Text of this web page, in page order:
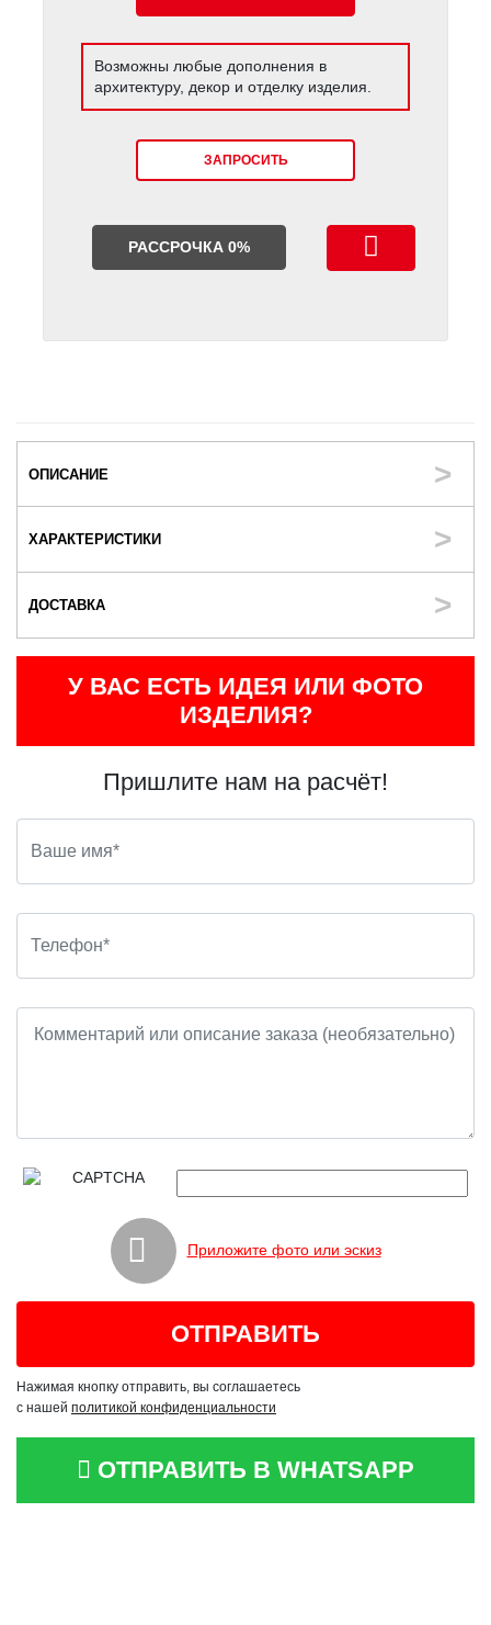
Возможны любые дополнения в
архитектуру, декор и отделку изделия.
ЗАПРОСИТЬ
РАССРОЧКА 0%
ОПИСАНИЕ
ХАРАКТЕРИСТИКИ
ДОСТАВКА
У ВАС ЕСТЬ ИДЕЯ ИЛИ ФОТО
ИЗДЕЛИЯ?
Пришлите нам на расчёт!
Приложите фото или эскиз
Нажимая кнопку отправить, вы соглашаетесь
с нашей политикой конфиденциальности
ОТПРАВИТЬ В WHATSAPP